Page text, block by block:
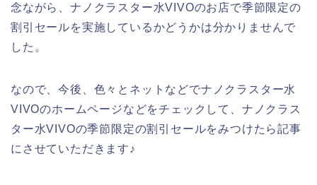
念ながら、ナノクラスター水VIVOのお店で季節限定の
割引セールを実施しているかどうかは分かりませんで
した。
なので、今後、色々とネットなどでナノクラスター水
VIVOのホームページなどをチェックして、ナノクラス
ター水VIVOの季節限定の割引セールをみつけたら記事
にさせていただきます♪